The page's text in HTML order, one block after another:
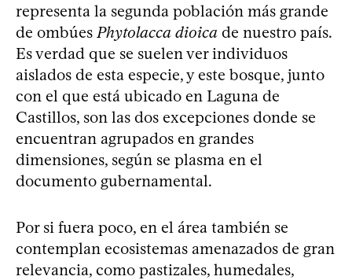
representa la segunda población más grande
de ombúes Phytolacca dioica de nuestro país.
Es verdad que se suelen ver individuos
aislados de esta especie, y este bosque, junto
con el que está ubicado en Laguna de
Castillos, son las dos excepciones donde se
encuentran agrupados en grandes
dimensiones, según se plasma en el
documento gubernamental.
Por si fuera poco, en el área también se
contemplan ecosistemas amenazados de gran
relevancia, como pastizales, humedales,